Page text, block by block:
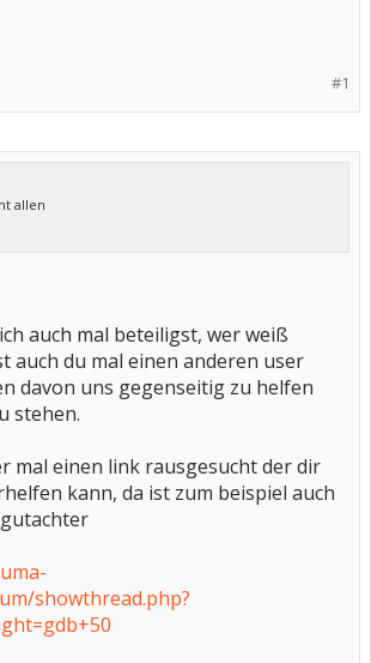
#1
allen
auch mal beteiligst, wer weiß
auch du mal einen anderen user
davon uns gegenseitig zu helfen
stehen.
mal einen link rausgesucht der dir
kann, da ist zum beispiel auch
showthread.php?